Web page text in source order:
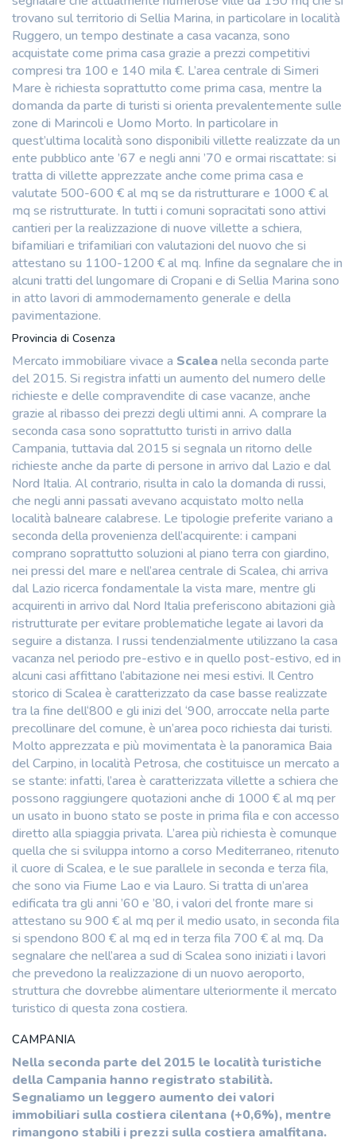
trovano sul territorio di Sellia Marina, in particolare in località
Ruggero, un tempo destinate a casa vacanza, sono
acquistate come prima casa grazie a prezzi competitivi
compresi tra 100 e 140 mila €. L’area centrale di Simeri
Mare è richiesta soprattutto come prima casa, mentre la
domanda da parte di turisti si orienta prevalentemente sulle
zone di Marincoli e Uomo Morto. In particolare in
quest’ultima località sono disponibili villette realizzate da un
ente pubblico ante ’67 e negli anni ’70 e ormai riscattate: si
tratta di villette apprezzate anche come prima casa e
valutate 500-600 € al mq se da ristrutturare e 1000 € al
mq se ristrutturate. In tutti i comuni sopracitati sono attivi
cantieri per la realizzazione di nuove villette a schiera,
bifamiliari e trifamiliari con valutazioni del nuovo che si
attestano su 1100-1200 € al mq. Infine da segnalare che in
alcuni tratti del lungomare di Cropani e di Sellia Marina sono
in atto lavori di ammodernamento generale e della
pavimentazione.
Provincia di Cosenza
Mercato immobiliare vivace a Scaleanella seconda parte
del 2015. Si registra infatti un aumento del numero delle
richieste e delle compravendite di case vacanze, anche
grazie al ribasso dei prezzi degli ultimi anni. A comprare la
seconda casa sono soprattutto turisti in arrivo dalla
Campania, tuttavia dal 2015 si segnala un ritorno delle
richieste anche da parte di persone in arrivo dal Lazio e dal
Nord Italia. Al contrario, risulta in calo la domanda di russi,
che negli anni passati avevano acquistato molto nella
località balneare calabrese. Le tipologie preferite variano a
seconda della provenienza dell’acquirente: i campani
comprano soprattutto soluzioni al piano terra con giardino,
nei pressi del mare e nell’area centrale di Scalea, chi arriva
dal Lazio ricerca fondamentale la vista mare, mentre gli
acquirenti in arrivo dal Nord Italia preferiscono abitazioni già
ristrutturate per evitare problematiche legate ai lavori da
seguire a distanza. I russi tendenzialmente utilizzano la casa
vacanza nel periodo pre-estivo e in quello post-estivo, ed in
alcuni casi affittano l’abitazione nei mesi estivi. Il Centro
storico di Scalea è caratterizzato da case basse realizzate
tra la fine dell‘800 e gli inizi del ‘900, arroccate nella parte
precollinare del comune, è un’area poco richiesta dai turisti.
Molto apprezzata e più movimentata è la panoramica Baia
del Carpino, in località Petrosa, che costituisce un mercato a
se stante: infatti, l’area è caratterizzata villette a schiera che
possono raggiungere quotazioni anche di 1000 € al mq per
un usato in buono stato se poste in prima fila e con accesso
diretto alla spiaggia privata. L’area più richiesta è comunque
quella che si sviluppa intorno a corso Mediterraneo, ritenuto
il cuore di Scalea, e le sue parallele in seconda e terza fila,
che sono via Fiume Lao e via Lauro. Si tratta di un’area
edificata tra gli anni ’60 e ’80, i valori del fronte mare si
attestano su 900 € al mq per il medio usato, in seconda fila
si spendono 800 € al mq ed in terza fila 700 € al mq. Da
segnalare che nell’area a sud di Scalea sono iniziati i lavori
che prevedono la realizzazione di un nuovo aeroporto,
struttura che dovrebbe alimentare ulteriormente il mercato
turistico di questa zona costiera.
CAMPANIA
Nella seconda parte del 2015 le località turistiche
della Campania hanno registrato stabilità.
Segnaliamo un leggero aumento dei valori
immobiliari sulla costiera cilentana (+0,6%), mentre
rimangono stabili i prezzi sulla costiera amalfitana.